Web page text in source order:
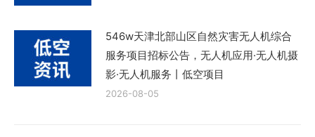
546w天津北部山区自然灾害无人机综合
服务项目招标公告，无人机应用·无人机摄
影·无人机服务丨低空项目
2026-08-05